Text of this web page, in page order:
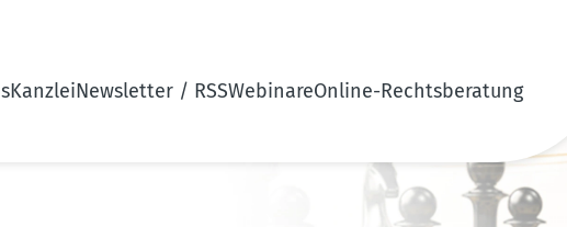
KanzleiNewsletter / RSSWebinareOnline-Rechtsberatung